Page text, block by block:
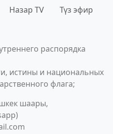
Назар TV Түз эфир
распорядка
истины и национальных
флага;
шаары,